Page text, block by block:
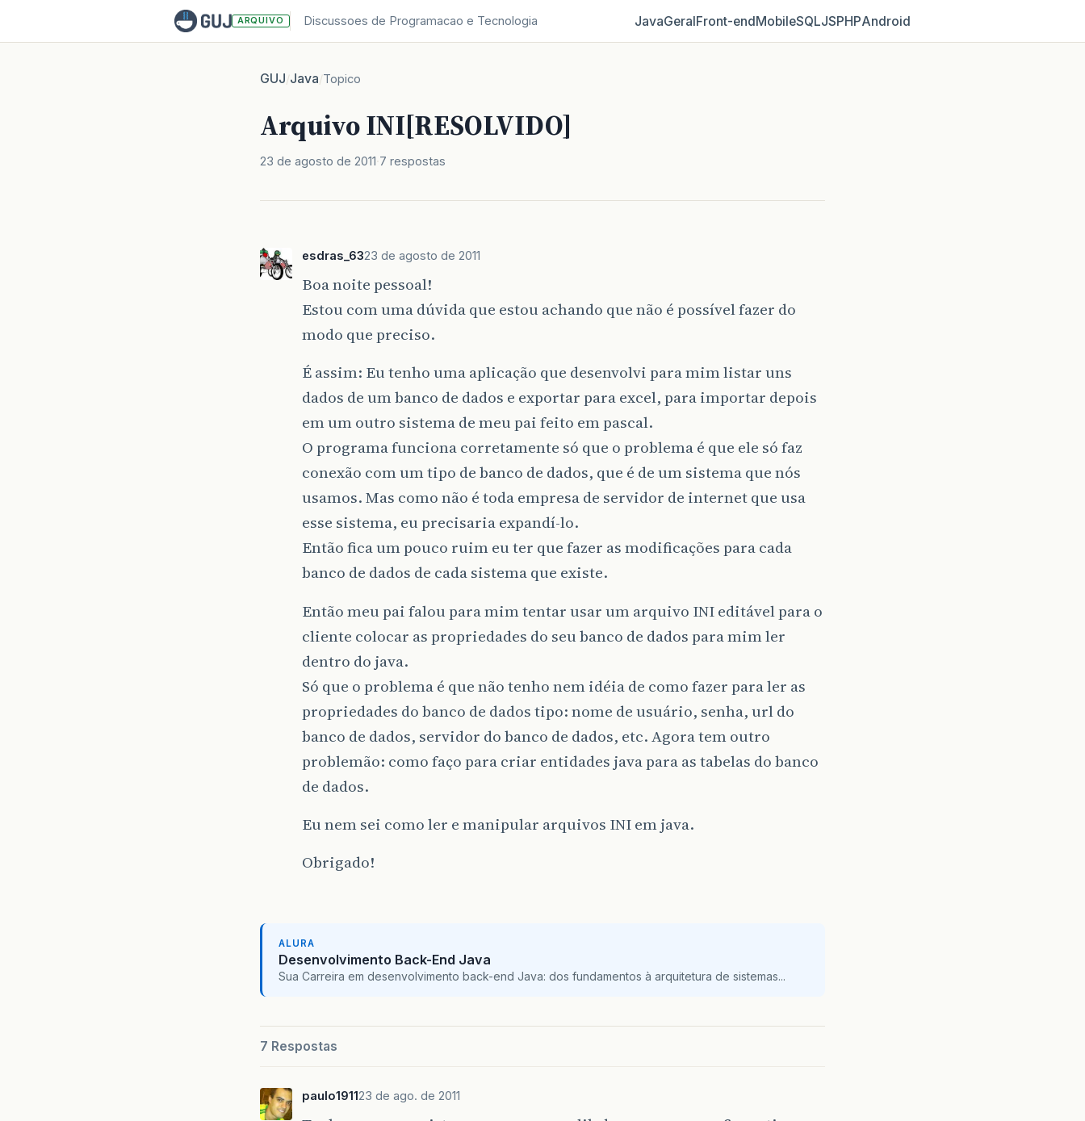
ARQUIVO Discussoes de Programacao e Tecnologia JavaGeralFront‑endMobileSQLJSPHPAndroid
GUJ/Java/Topico
Arquivo INI[RESOLVIDO]
23 de agosto de 2011 7 respostas
esdras_6323 de agosto de 2011
Boa noite pessoal!
Estou com uma dúvida que estou achando que não é possível fazer do
modo que preciso.
É assim: Eu tenho uma aplicação que desenvolvi para mim listar uns
dados de um banco de dados e exportar para excel, para importar depois
em um outro sistema de meu pai feito em pascal.
O programa funciona corretamente só que o problema é que ele só faz
conexão com um tipo de banco de dados, que é de um sistema que nós
usamos. Mas como não é toda empresa de servidor de internet que usa
esse sistema, eu precisaria expandí-lo.
Então fica um pouco ruim eu ter que fazer as modificações para cada
banco de dados de cada sistema que existe.
Então meu pai falou para mim tentar usar um arquivo INI editável para o
cliente colocar as propriedades do seu banco de dados para mim ler
dentro do java.
Só que o problema é que não tenho nem idéia de como fazer para ler as
propriedades do banco de dados tipo: nome de usuário, senha, url do
banco de dados, servidor do banco de dados, etc. Agora tem outro
problemão: como faço para criar entidades java para as tabelas do banco
de dados.
Eu nem sei como ler e manipular arquivos INI em java.
Obrigado!
ALURA
Desenvolvimento Back-End Java
Sua Carreira em desenvolvimento back-end Java: dos fundamentos à arquitetura de sistemas...
7 Respostas
paulo191123 de ago. de 2011